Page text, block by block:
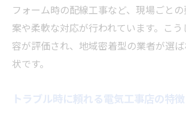
フォーム時の配線工事など、現場ごと
案や柔軟な対応が行われています。こ
容が評価され、地域密着型の業者が選
状です。
トラブル時に頼れる電気工事店の特徴